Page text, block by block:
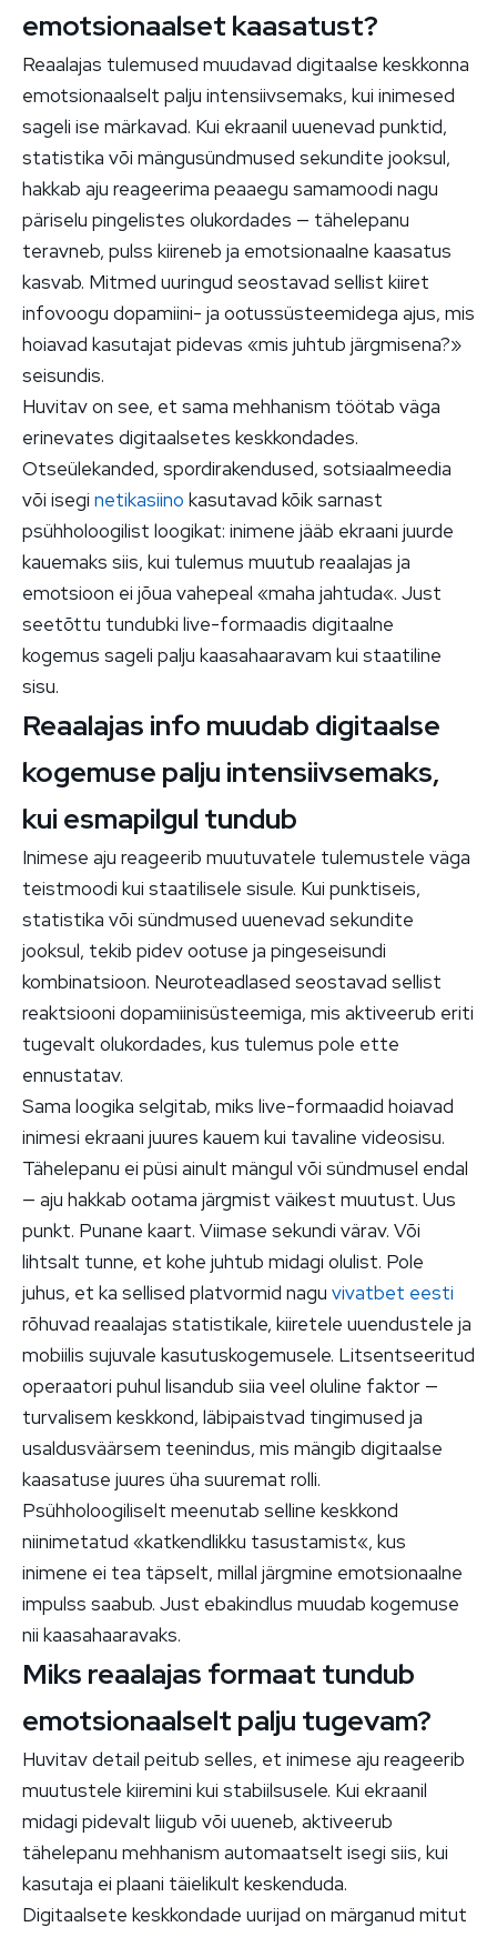
emotsionaalset kaasatust?
Reaalajas tulemused muudavad digitaalse keskkonna
emotsionaalselt palju intensiivsemaks, kui inimesed
sageli ise märkavad. Kui ekraanil uuenevad punktid,
statistika või mängusündmused sekundite jooksul,
hakkab aju reageerima peaaegu samamoodi nagu
päriselu pingelistes olukordades — tähelepanu
teravneb, pulss kiireneb ja emotsionaalne kaasatus
kasvab. Mitmed uuringud seostavad sellist kiiret
infovoogu dopamiini- ja ootussüsteemidega ajus, mis
hoiavad kasutajat pidevas «mis juhtub järgmisena?»
seisundis.
Huvitav on see, et sama mehhanism töötab väga
erinevates digitaalsetes keskkondades.
Otseülekanded, spordirakendused, sotsiaalmeedia
või isegi netikasiino kasutavad kõik sarnast
psühholoogilist loogikat: inimene jääb ekraani juurde
kauemaks siis, kui tulemus muutub reaalajas ja
emotsioon ei jõua vahepeal «maha jahtuda«. Just
seetõttu tundubki live-formaadis digitaalne
kogemus sageli palju kaasahaaravam kui staatiline
sisu.
Reaalajas info muudab digitaalse
kogemuse palju intensiivsemaks,
kui esmapilgul tundub
Inimese aju reageerib muutuvatele tulemustele väga
teistmoodi kui staatilisele sisule. Kui punktiseis,
statistika või sündmused uuenevad sekundite
jooksul, tekib pidev ootuse ja pingeseisundi
kombinatsioon. Neuroteadlased seostavad sellist
reaktsiooni dopamiinisüsteemiga, mis aktiveerub eriti
tugevalt olukordades, kus tulemus pole ette
ennustatav.
Sama loogika selgitab, miks live-formaadid hoiavad
inimesi ekraani juures kauem kui tavaline videosisu.
Tähelepanu ei püsi ainult mängul või sündmusel endal
— aju hakkab ootama järgmist väikest muutust. Uus
punkt. Punane kaart. Viimase sekundi värav. Või
lihtsalt tunne, et kohe juhtub midagi olulist. Pole
juhus, et ka sellised platvormid nagu vivatbet eesti
rõhuvad reaalajas statistikale, kiiretele uuendustele ja
mobiilis sujuvale kasutuskogemusele. Litsentseeritud
operaatori puhul lisandub siia veel oluline faktor —
turvalisem keskkond, läbipaistvad tingimused ja
usaldusväärsem teenindus, mis mängib digitaalse
kaasatuse juures üha suuremat rolli.
Psühholoogiliselt meenutab selline keskkond
niinimetatud «katkendlikku tasustamist«, kus
inimene ei tea täpselt, millal järgmine emotsionaalne
impulss saabub. Just ebakindlus muudab kogemuse
nii kaasahaaravaks.
Miks reaalajas formaat tundub
emotsionaalselt palju tugevam?
Huvitav detail peitub selles, et inimese aju reageerib
muutustele kiiremini kui stabiilsusele. Kui ekraanil
midagi pidevalt liigub või uueneb, aktiveerub
tähelepanu mehhanism automaatselt isegi siis, kui
kasutaja ei plaani täielikult keskenduda.
Digitaalsete keskkondade uurijad on märganud mitut